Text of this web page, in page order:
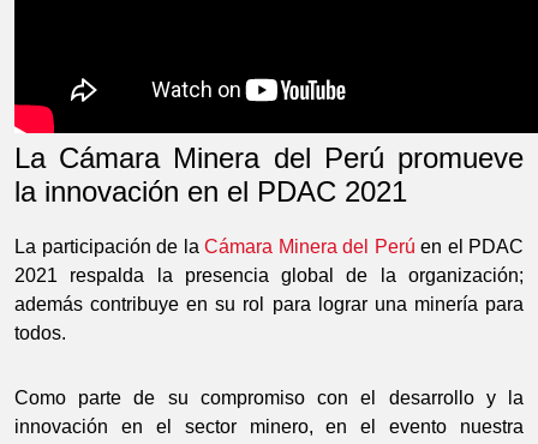
La Cámara Minera del Perú promueve
la innovación en el PDAC 2021
La participación de la Cámara Minera del Perú en el PDAC
2021 respalda la presencia global de la organización;
además contribuye en su rol para lograr una minería para
todos.
Como parte de su compromiso con el desarrollo y la
innovación en el sector minero, en el evento nuestra